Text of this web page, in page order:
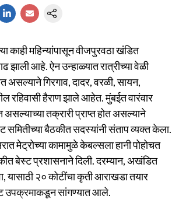
काही महिन्यांपासून वीजपुरवठा खंडित
झाली आहे. ऐन उन्हाळ्यात रात्रीच्या वेळी
असल्याने गिरगाव, दादर, वरळी, सायन,
रहिवासी हैराण झाले आहेत. मुंबईत वारंवार
तक्रारी प्राप्त होत असल्याने
समितीच्या बैठकीत सदस्यांनी संताप व्यक्त केला.
मेट्रोच्या कामामुळे केबल्सला हानी पोहोचत
बेस्ट प्रशासनाने दिली. दरम्यान, अखंडित
यासाठी २० कोटींचा कृती आराखडा तयार
उपक्रमाकडून सांगण्यात आले.